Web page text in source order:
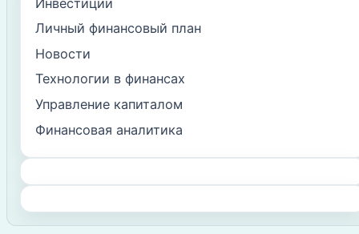
Личный финансовый план
Новости
Технологии в финансах
Управление капиталом
Финансовая аналитика